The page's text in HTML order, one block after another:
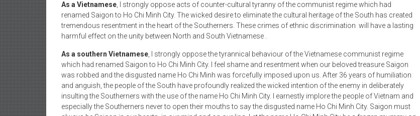
As a Vietnamese , I strongly oppose acts of counter-cultural tyranny of the communist regime which had
renamed Saigon to Ho Chi Minh City. The wicked desire to eliminate the cultural heritage of the South has created
tremendous resentment in the heart of the Southerners. These crimes of ethnic discrimination will have a lasting
harmful effect on the unity between North and South Vietnamese .
As a southern Vietnamese , I strongly oppose the tyrannical behaviour of the Vietnamese communist regime
which had renamed Saigon to Ho Chi Minh City. I feel shame and resentment when our beloved treasure Saigon
was robbed and the disgusted name Ho Chi Minh was forcefully imposed upon us. After 36 years of humiliation
and anguish, the people of the South have profoundly realized the wicked intention of the enemy in deliberately
insulting the Southerners with the use of the name Ho Chi Minh City. I earnestly implore the people of Vietnam and
especially the Southerners never to open their mouths to say the disgusted name Ho Chi Minh City. Saigon must